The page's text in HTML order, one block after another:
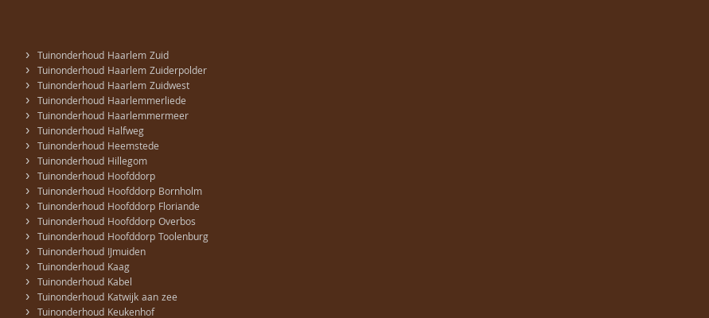
› Tuinonderhoud Haarlem Zuid
› Tuinonderhoud Haarlem Zuiderpolder
› Tuinonderhoud Haarlem Zuidwest
› Tuinonderhoud Haarlemmerliede
› Tuinonderhoud Haarlemmermeer
› Tuinonderhoud Halfweg
› Tuinonderhoud Heemstede
› Tuinonderhoud Hillegom
› Tuinonderhoud Hoofddorp
› Tuinonderhoud Hoofddorp Bornholm
› Tuinonderhoud Hoofddorp Floriande
› Tuinonderhoud Hoofddorp Overbos
› Tuinonderhoud Hoofddorp Toolenburg
› Tuinonderhoud IJmuiden
› Tuinonderhoud Kaag
› Tuinonderhoud Kabel
› Tuinonderhoud Katwijk aan zee
› Tuinonderhoud Keukenhof